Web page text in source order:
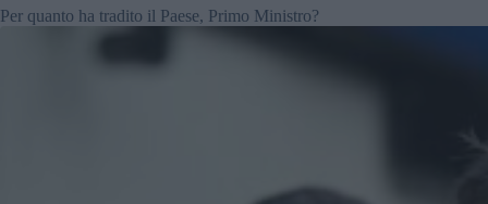
Per quanto ha tradito il Paese, Primo Ministro?